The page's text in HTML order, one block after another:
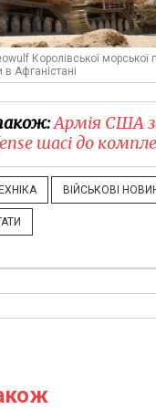
Королівської морської
в Афганістані
Армія США
шасі до
ВІЙСЬКОВІ